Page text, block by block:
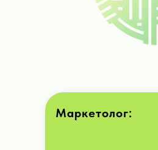
Маркетолог: